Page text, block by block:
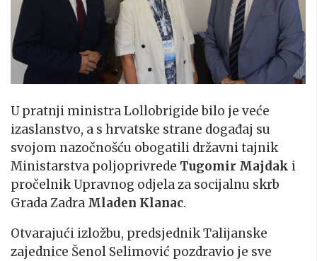
U pratnji ministra Lollobrigide bilo je veće
izaslanstvo, a s hrvatske strane događaj su
svojom nazočnošću obogatili državni tajnik
Ministarstva poljoprivrede Tugomir Majdak i
pročelnik Upravnog odjela za socijalnu skrb
Grada Zadra Mladen Klanac.
Otvarajući izložbu, predsjednik Talijanske
zajednice Šenol Selimović pozdravio je sve